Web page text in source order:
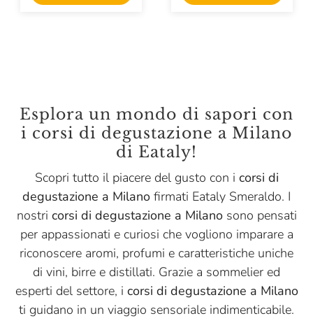
Esplora un mondo di sapori con
i corsi di degustazione a Milano
di Eataly!
Scopri tutto il piacere del gusto con i corsi di
degustazione a Milano firmati Eataly Smeraldo. I
nostri corsi di degustazione a Milanosono pensati
per appassionati e curiosi che vogliono imparare a
riconoscere aromi, profumi e caratteristiche uniche
di vini, birre e distillati. Grazie a sommelier ed
esperti del settore, i corsi di degustazione a Milano
ti guidano in un viaggio sensoriale indimenticabile.